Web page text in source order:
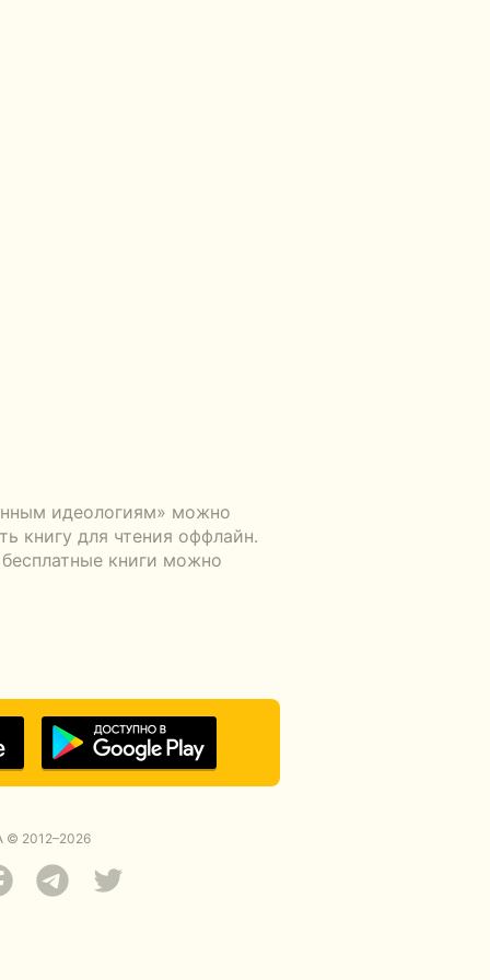
идеологиям» можно
книгу для чтения оффлайн.
книги можно
2012–2026